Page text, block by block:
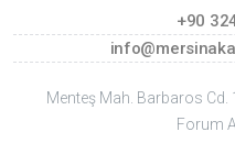
+90
Menteş Mah. Barbaros
Forum